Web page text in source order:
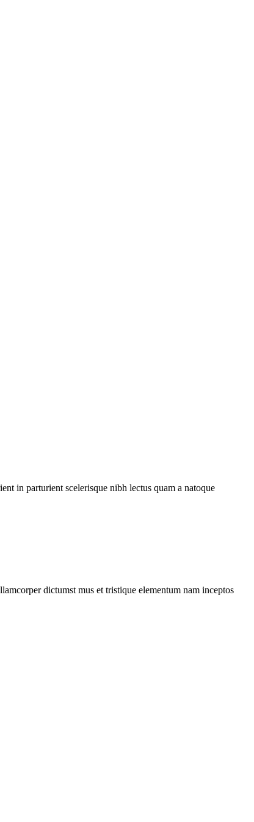
in parturient scelerisque nibh lectus quam a natoque
dictumst mus et tristique elementum nam inceptos